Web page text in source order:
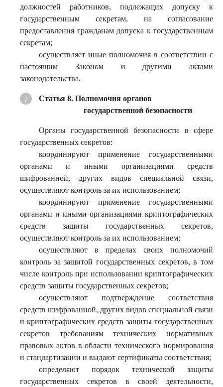
должностей работников, подлежащих допуску к
государственным секретам, на согласование
предоставления гражданам допуска к государственным
секретам;
осуществляет иные полномочия в соответствии с
настоящим Законом и другими актами
законодательства.
Статья 8. Полномочия органов
государственной безопасности
Органы государственной безопасности в сфере
государственных секретов:
координируют применение государственными
органами и иными организациями средств
шифрованной, других видов специальной связи,
осуществляют контроль за их использованием;
координируют применение государственными
органами и иными организациями криптографических
средств защиты государственных секретов,
осуществляют контроль за их использованием;
осуществляют в пределах своих полномочий
контроль за защитой государственных секретов, в том
числе контроль при использовании криптографических
средств защиты государственных секретов;
осуществляют подтверждение соответствия
средств шифрованной, других видов специальной связи
и криптографических средств защиты государственных
секретов требованиям технических нормативных
правовых актов в области технического нормирования
и стандартизации и выдают сертификаты соответствия;
определяют порядок технической защиты
государственных секретов в своей деятельности,